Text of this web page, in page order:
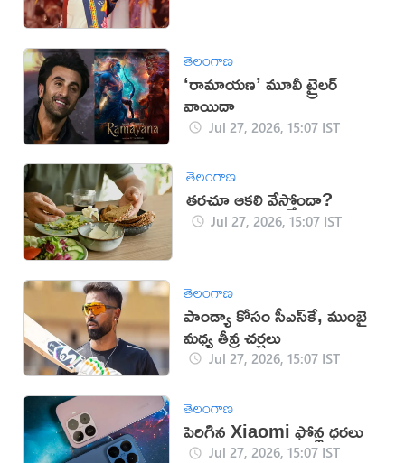
తెలంగాణ
‘రామాయణ’ మూవీ ట్రైలర్
వాయిదా
Jul 27, 2026, 15:07 IST
తెలంగాణ
తరచూ ఆకలి వేస్తోందా?
Jul 27, 2026, 15:07 IST
తెలంగాణ
పాండ్యా కోసం సీఎస్‌కే, ముంబై
మధ్య తీవ్ర చర్చలు
Jul 27, 2026, 15:07 IST
తెలంగాణ
పెరిగిన Xiaomi ఫోన్ల ధరలు
Jul 27, 2026, 15:07 IST